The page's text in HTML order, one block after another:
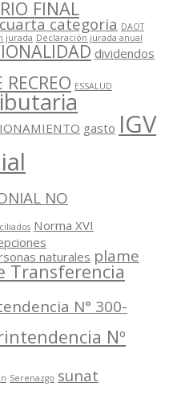
FINAL
cuarta categoria DAOT
jurada Declaración jurada anual
dividendos
ESSALUD
gasto IGV
NO
Norma XVI
naturales plame
Transferencia
N° 300-
Nº
Serenazgo sunat